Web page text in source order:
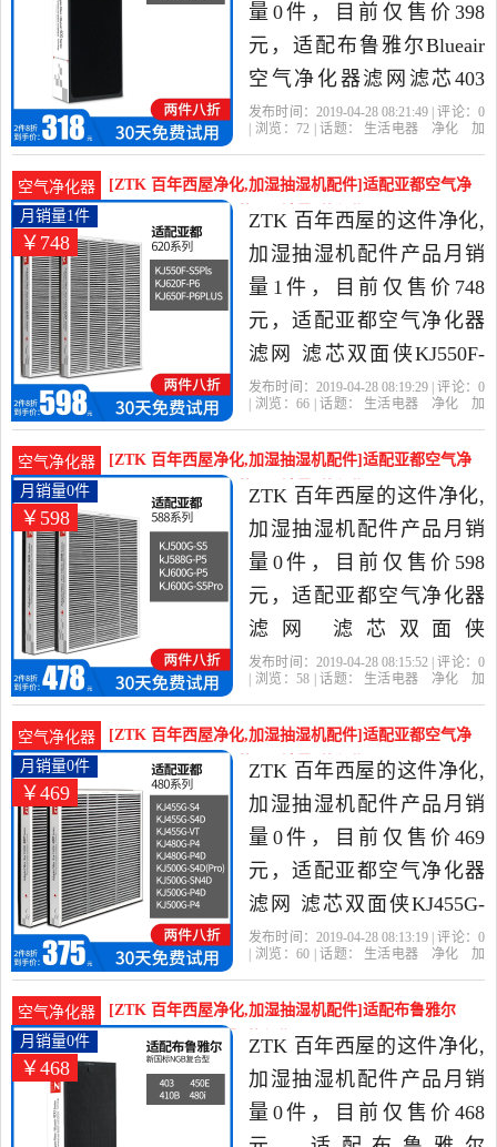
量0件，目前仅售价398
元，适配布鲁雅尔Blueair
空气净化器滤网滤芯403
402 450E 410B是2019年
器当中性价比很高的净化,
加湿抽湿机配件，由北京
发货。
发布时间：2019-04-28 08:21:49 | 评论： 0
| 浏览： 72 | 话题： 生活电器 净化
加
空气净化器
[ZTK 百年西屋净化,加湿抽湿机配件]适配亚都空气净
化器滤网 滤芯双面侠K月销量1件仅售748元
￥748
月销量1件
ZTK 百年西屋的这件净化,
加湿抽湿机配件产品月销
量1件，目前仅售价748
元，适配亚都空气净化器
滤网 滤芯双面侠KJ550F-
S5/620/650F-P6PLUS是
生活电器当中性价比很高
的净化,加湿抽湿机配件，
由北京发货。
发布时间：2019-04-28 08:19:29 | 评论： 0
| 浏览：66 | 话题： 生活电器 净化
加
空气净化器
[ZTK 百年西屋净化,加湿抽湿机配件]适配亚都空气净
化器滤网 滤芯双面侠K月销量0件仅售598元
￥598
月销量0件
ZTK 百年西屋的这件净化,
加湿抽湿机配件产品月销
量0件，目前仅售价598
元，适配亚都空气净化器
滤网 滤芯双面侠
KJ500G/588G/600G-
年西屋精选生活电器当中
性价比很高的净化,加湿抽
湿机配件，由北京发货。
发布时间：2019-04-28 08:15:52 | 评论： 0
| 浏览：58 | 话题： 生活电器 净化
加
空气净化器
[ZTK 百年西屋净化,加湿抽湿机配件]适配亚都空气净
化器滤网 滤芯双面侠K月销量0件仅售469元
￥469
月销量0件
ZTK 百年西屋的这件净化,
加湿抽湿机配件产品月销
量0件，目前仅售价469
元，适配亚都空气净化器
滤网 滤芯双面侠KJ455G-
S4D/480G/500G-P4D是
生活电器当中性价比很高
的净化,加湿抽湿机配件，
由北京发货。
发布时间：2019-04-28 08:13:19 | 评论： 0
| 浏览：60 | 话题： 生活电器 净化
加
空气净化器
[ZTK 百年西屋净化,加湿抽湿机配件]适配布鲁雅尔
blueair403 4月销量0件仅售468元
￥468
月销量0件
ZTK 百年西屋的这件净化,
加湿抽湿机配件产品月销
量0件，目前仅售价468